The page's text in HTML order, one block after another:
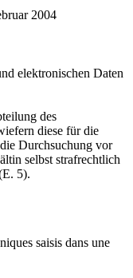
2004
elektronischen Daten
des
diese für die
Durchsuchung vor
selbst strafrechtlich
5).
saisis dans une